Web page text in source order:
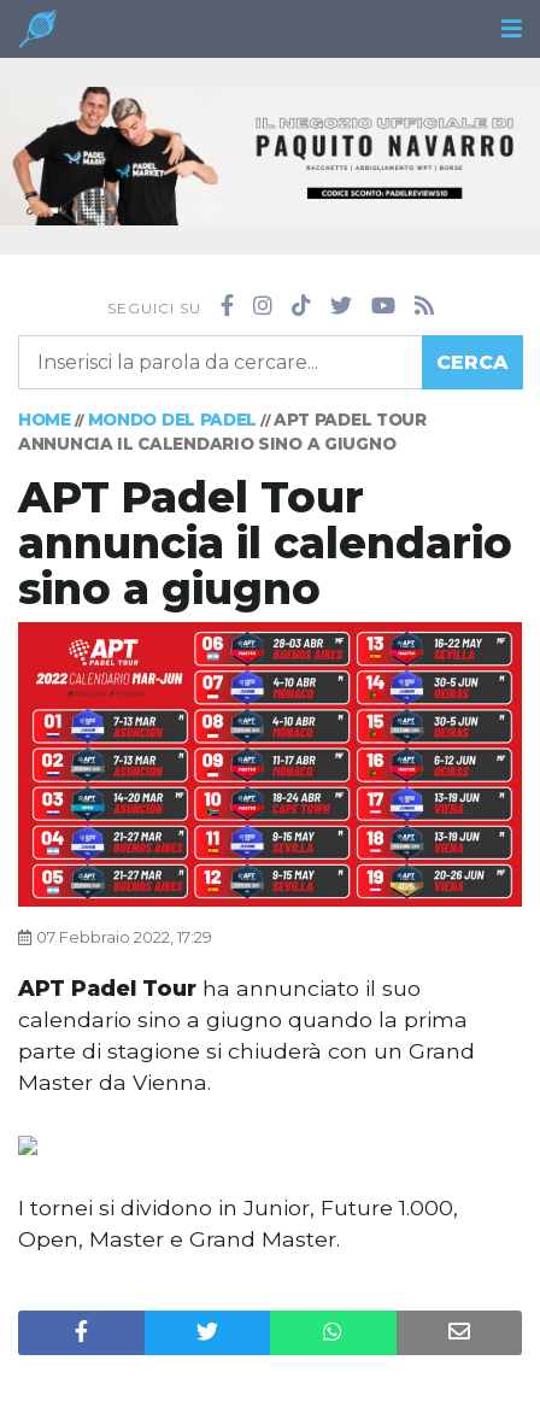
SEGUICI SU
CERCA
HOME// MONDO DEL PADEL //APT PADEL TOUR
ANNUNCIA IL CALENDARIO SINO A GIUGNO
APT Padel Tour
annuncia il calendario
sino a giugno
07 Febbraio 2022, 17:29
APT Padel Tour ha annunciato il suo
calendario sino a giugno quando la prima
parte di stagione si chiuderà con un Grand
Master da Vienna.
I tornei si dividono in Junior, Future 1.000,
Open, Master e Grand Master.